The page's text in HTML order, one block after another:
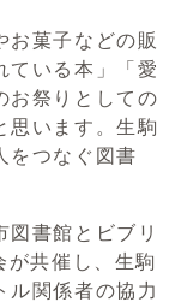
菓子などの販
ている本」「愛
お祭りとしての
思います。生駒
をつなぐ図書
書館とビブリ
共催し、生駒
ル関係者の協力